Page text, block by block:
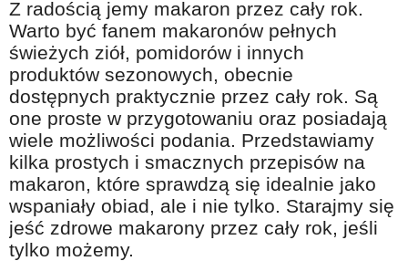
Na wesoło
Hobby i pasje
Żyj aktywnie
60plus - najcenniejsi klienci
Dobra opieka
Warto naśladować
Coś dla ducha
Smacznie i zdrowo
Z radością jemy makaron przez cały rok.
Warto być fanem makaronów pełnych
świeżych ziół, pomidorów i innych
produktów sezonowych, obecnie
dostępnych praktycznie przez cały rok. Są
one proste w przygotowaniu oraz posiadają
wiele możliwości podania. Przedstawiamy
kilka prostych i smacznych przepisów na
makaron, które sprawdzą się idealnie jako
wspaniały obiad, ale i nie tylko. Starajmy się
jeść zdrowe makarony przez cały rok, jeśli
tylko możemy.